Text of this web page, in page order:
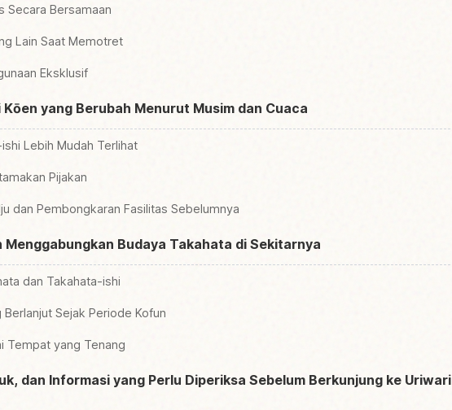
Secara Bersamaan
Lain Saat Memotret
Eksklusif
yang Berubah Menurut Musim dan Cuaca
Lebih Mudah Terlihat
Pijakan
dan Pembongkaran Fasilitas Sebelumnya
Menggabungkan Budaya Takahata di Sekitarnya
dan Takahata-ishi
Sejak Periode Kofun
Tempat yang Tenang
dan Informasi yang Perlu Diperiksa Sebelum Berkunjung ke Uriwari